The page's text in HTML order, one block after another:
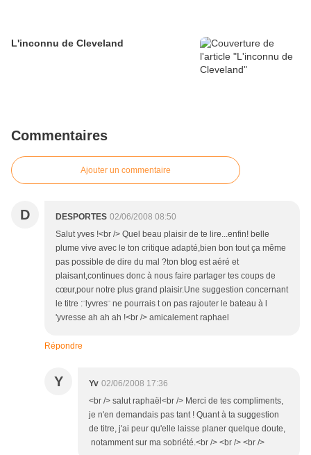
L'inconnu de Cleveland
Commentaires
Ajouter un commentaire
D DESPORTES 02/06/2008 08:50
Salut yves !<br /> Quel beau plaisir de te lire...enfin! belle
plume vive avec le ton critique adapté,bien bon tout ça même
pas possible de dire du mal ?ton blog est aéré et
plaisant,continues donc à nous faire partager tes coups de
cœur,pour notre plus grand plaisir.Une suggestion concernant
le titre :¨lyvres¨ ne pourrais t on pas rajouter le bateau à l
'yvresse ah ah ah !<br /> amicalement raphael
Répondre
Y Yv 02/06/2008 17:36
<br /> salut raphaël<br /> Merci de tes compliments,
je n'en demandais pas tant ! Quant à ta suggestion
de titre, j'ai peur qu'elle laisse planer quelque doute,
notamment sur ma sobriété.<br /> <br /> <br />